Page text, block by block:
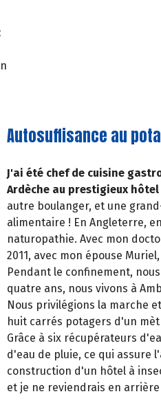
Autosuffisance au
J'ai été chef de cuisine
Ardèche au prestigieux
autre boulanger, et une
alimentaire ! En Angleterre,
naturopathie. Avec mon
2011, avec mon épouse
Pendant le confinement,
quatre ans, nous vivons à
Nous privilégions la marche
huit carrés potagers d'un
Grâce à six récupérateurs
d'eau de pluie, ce qui assure
construction d'un hôtel à
et je ne reviendrais en